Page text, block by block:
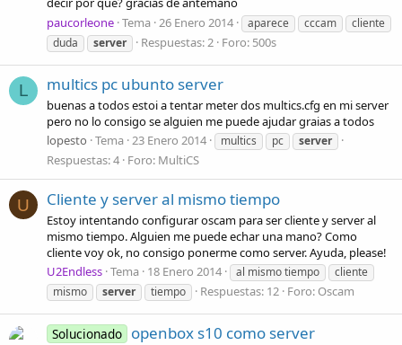
paucorleone Tema 26 Enero 2014 aparece cccam
cliente
duda
server Respuestas: 2 Foro: 500s
L multics pc ubunto server
buenas a todos estoi a tentar meter dos multics.cfg en mi server
pero no lo consigo se alguien me puede ajudar graias a todos
lopesto Tema 23 Enero 2014 multics pc server
Respuestas: 4 Foro: MultiCS
U Cliente y server al mismo tiempo
Estoy intentando configurar oscam para ser cliente y server al
mismo tiempo. Alguien me puede echar una mano? Como
cliente voy ok, no consigo ponerme como server. Ayuda, please!
U2Endless Tema 18 Enero 2014 al mismo tiempo
cliente
mismo
server tiempo Respuestas: 12 Foro: Oscam
Solucionado openbox s10 como server